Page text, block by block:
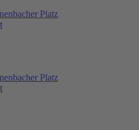
Platz
Platz